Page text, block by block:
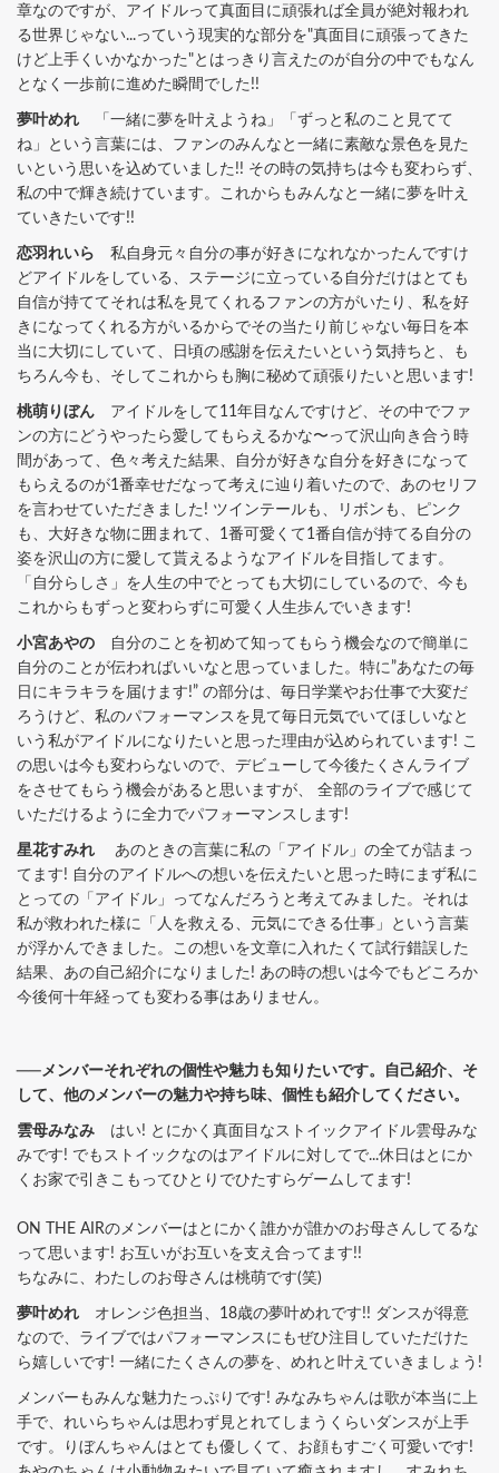
章なのですが、アイドルって真面目に頑張れば全員が絶対報われ
る世界じゃない...っていう現実的な部分を"真面目に頑張ってきた
けど上手くいかなかった"とはっきり言えたのが自分の中でもなん
となく一歩前に進めた瞬間でした!!
夢叶めれ 「一緒に夢を叶えようね」「ずっと私のこと見てて
ね」という言葉には、ファンのみんなと一緒に素敵な景色を見た
いという思いを込めていました!! その時の気持ちは今も変わらず、
私の中で輝き続けています。これからもみんなと一緒に夢を叶え
ていきたいです!!
恋羽れいら 私自身元々自分の事が好きになれなかったんですけ
どアイドルをしている、ステージに立っている自分だけはとても
自信が持ててそれは私を見てくれるファンの方がいたり、私を好
きになってくれる方がいるからでその当たり前じゃない毎日を本
当に大切にしていて、日頃の感謝を伝えたいという気持ちと、も
ちろん今も、そしてこれからも胸に秘めて頑張りたいと思います!
桃萌りぼん アイドルをして11年目なんですけど、その中でファ
ンの方にどうやったら愛してもらえるかな〜って沢山向き合う時
間があって、色々考えた結果、自分が好きな自分を好きになって
もらえるのが1番幸せだなって考えに辿り着いたので、あのセリフ
を言わせていただきました! ツインテールも、リボンも、ピンク
も、大好きな物に囲まれて、1番可愛くて1番自信が持てる自分の
姿を沢山の方に愛して貰えるようなアイドルを目指してます。
「自分らしさ」を人生の中でとっても大切にしているので、今も
これからもずっと変わらずに可愛く人生歩んでいきます!
小宮あやの 自分のことを初めて知ってもらう機会なので簡単に
自分のことが伝わればいいなと思っていました。特に”あなたの毎
日にキラキラを届けます!” の部分は、毎日学業やお仕事で大変だ
ろうけど、私のパフォーマンスを見て毎日元気でいてほしいなと
いう私がアイドルになりたいと思った理由が込められています! こ
の思いは今も変わらないので、デビューして今後たくさんライブ
をさせてもらう機会があると思いますが、 全部のライブで感じて
いただけるように全力でパフォーマンスします!
星花すみれ
あのときの言葉に私の「アイドル」の全てが詰まっ
てます! 自分のアイドルへの想いを伝えたいと思った時にまず私に
とっての「アイドル」ってなんだろうと考えてみました。それは
私が救われた様に「人を救える、元気にできる仕事」という言葉
が浮かんできました。この想いを文章に入れたくて試行錯誤した
結果、あの自己紹介になりました! あの時の想いは今でもどころか
今後何十年経っても変わる事はありません。
──メンバーそれぞれの個性や魅力も知りたいです。自己紹介、そ
して、他のメンバーの魅力や持ち味、個性も紹介してください。
雲母みなみ はい! とにかく真面目なストイックアイドル雲母みな
みです! でもストイックなのはアイドルに対してで...休日はとにか
くお家で引きこもってひとりでひたすらゲームしてます!
ON THE AIRのメンバーはとにかく誰かが誰かのお母さんしてるな
って思います! お互いがお互いを支え合ってます!!
ちなみに、わたしのお母さんは桃萌です(笑)
夢叶めれ オレンジ色担当、18歳の夢叶めれです!! ダンスが得意
なので、ライブではパフォーマンスにもぜひ注目していただけた
ら嬉しいです! 一緒にたくさんの夢を、めれと叶えていきましょう!
メンバーもみんな魅力たっぷりです! みなみちゃんは歌が本当に上
手で、れいらちゃんは思わず見とれてしまうくらいダンスが上手
です。りぼんちゃんはとても優しくて、お顔もすごく可愛いです!